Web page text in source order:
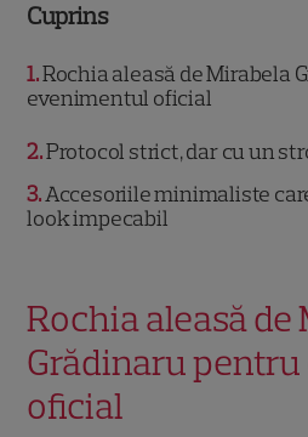
Cuprins
1 Rochia aleasă de Mirabela
evenimentul oficial
2 Protocol strict, dar cu un
3 Accesoriile minimaliste
look impecabil
Rochia aleasă de
Grădinaru
oficial